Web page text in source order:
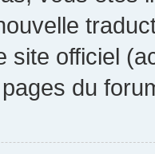
site officiel
du